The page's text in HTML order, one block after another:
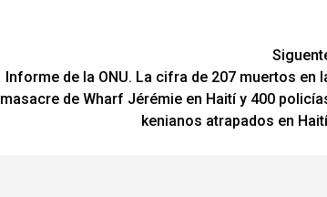
Informe de la ONU. La cifra de 207 muertos en
masacre de Wharf Jérémie en Haití y 400
kenianos atrapados en